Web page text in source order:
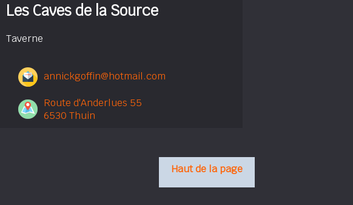
Les Caves de la Source
Taverne
annickgoffin@hotmail.com
Route d'Anderlues 55
6530 Thuin
Haut de la page